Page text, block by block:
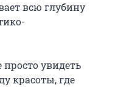
всю глубину
увидеть
красоты, где